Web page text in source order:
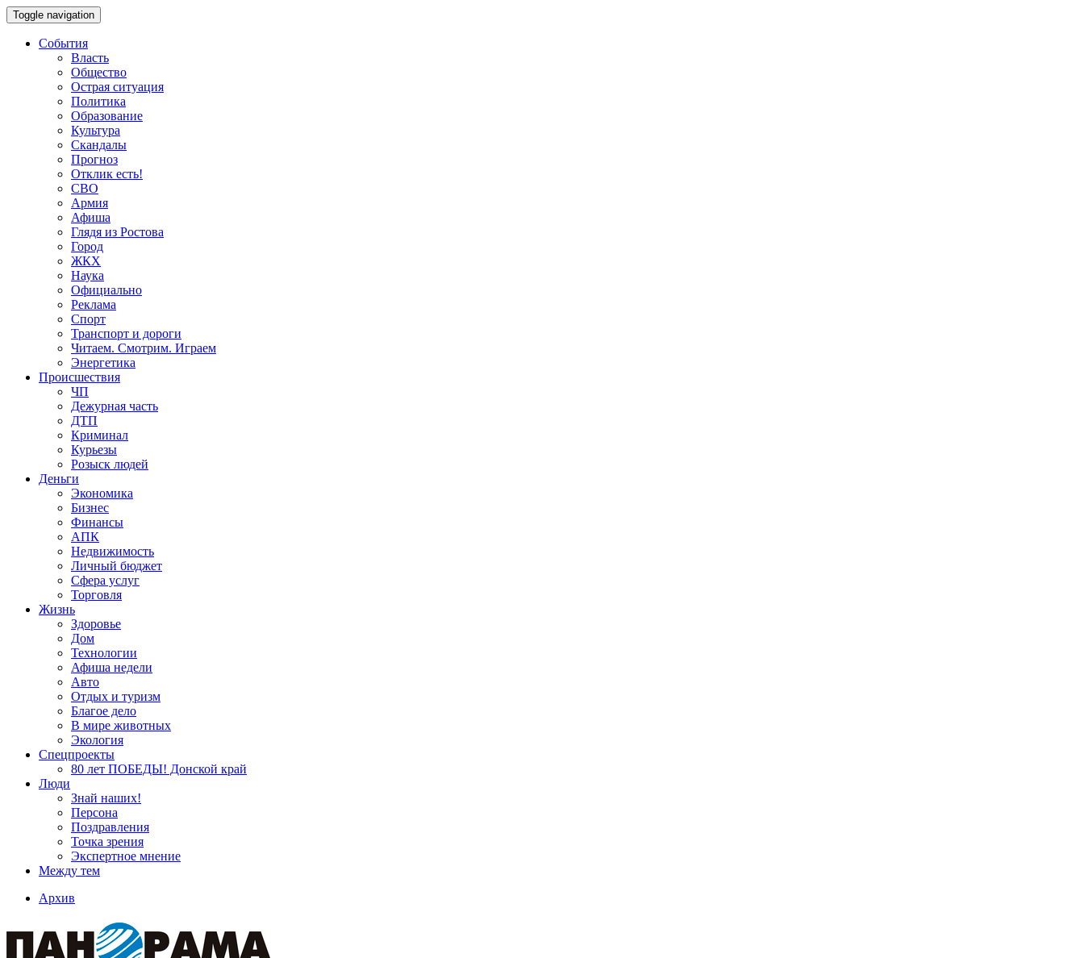
Toggle navigation
События
Власть
Общество
Острая ситуация
Политика
Образование
Культура
Скандалы
Прогноз
Отклик есть!
СВО
Армия
Афиша
Глядя из Ростова
Город
ЖКХ
Наука
Официально
Реклама
Спорт
Транспорт и дороги
Читаем. Смотрим. Играем
Энергетика
Происшествия
ЧП
Дежурная часть
ДТП
Криминал
Курьезы
Розыск людей
Деньги
Экономика
Бизнес
Финансы
АПК
Недвижимость
Личный бюджет
Сфера услуг
Торговля
Жизнь
Здоровье
Дом
Технологии
Афиша недели
Авто
Отдых и туризм
Благое дело
В мире животных
Экология
Спецпроекты
80 лет ПОБЕДЫ! Донской край
Люди
Знай наших!
Персона
Поздравления
Точка зрения
Экспертное мнение
Между тем
Архив